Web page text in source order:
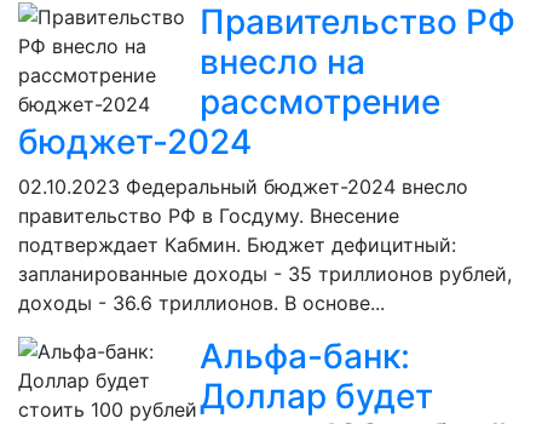
Правительство РФ
внесло на
рассмотрение
бюджет-2024
02.10.2023 Федеральный бюджет-2024 внесло
правительство РФ в Госдуму. Внесение
подтверждает Кабмин. Бюджет дефицитный:
запланированные доходы - 35 триллионов рублей,
доходы - 36.6 триллионов. В основе...
Альфа-банк:
Доллар будет